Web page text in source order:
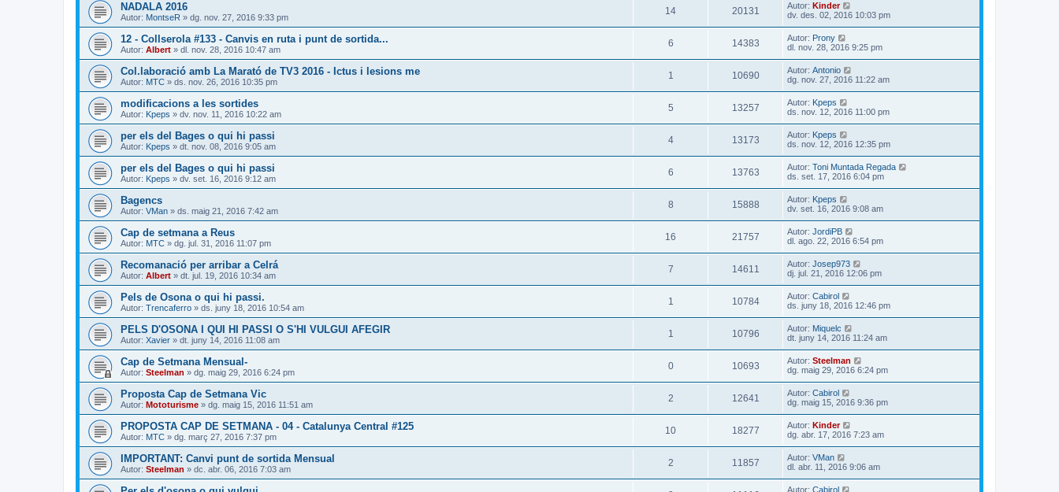
NADALA 2016
Autor: MontseR » dg. nov. 27, 2016 9:33 pm
14 20131 Autor: Kinder
dv. des. 02, 2016 10:03 pm
12 - Collserola #133 - Canvis en ruta i punt de sortida...
Autor: Albert » dl. nov. 28, 2016 10:47 am
6 14383 Autor: Prony
dl. nov. 28, 2016 9:25 pm
Col.laboració amb La Marató de TV3 2016 - Ictus i lesions me
Autor: MTC » ds. nov. 26, 2016 10:35 pm
1 10690 Autor: Antonio
dg. nov. 27, 2016 11:22 am
modificacions a les sortides
Autor: Kpeps » dv. nov. 11, 2016 10:22 am
5 13257 Autor: Kpeps
ds. nov. 12, 2016 11:00 pm
per els del Bages o qui hi passi
Autor: Kpeps » dt. nov. 08, 2016 9:05 am
4 13173 Autor: Kpeps
ds. nov. 12, 2016 12:35 pm
per els del Bages o qui hi passi
Autor: Kpeps » dv. set. 16, 2016 9:12 am
6 13763 Autor: Toni Muntada Regada
ds. set. 17, 2016 6:04 pm
Bagencs
Autor: VMan » ds. maig 21, 2016 7:42 am
8 15888 Autor: Kpeps
dv. set. 16, 2016 9:08 am
Cap de setmana a Reus
Autor: MTC » dg. jul. 31, 2016 11:07 pm
16 21757 Autor: JordiPB
dl. ago. 22, 2016 6:54 pm
Recomanació per arribar a Celrá
Autor: Albert » dt. jul. 19, 2016 10:34 am
7 14611 Autor: Josep973
dj. jul. 21, 2016 12:06 pm
Pels de Osona o qui hi passi.
Autor: Trencaferro » ds. juny 18, 2016 10:54 am
1 10784 Autor: Cabirol
ds. juny 18, 2016 12:46 pm
PELS D'OSONA I QUI HI PASSI O S'HI VULGUI AFEGIR
Autor: Xavier » dt. juny 14, 2016 11:08 am
1 10796 Autor: Miquelc
dt. juny 14, 2016 11:24 am
Cap de Setmana Mensual-
Autor: Steelman » dg. maig 29, 2016 6:24 pm
0 10693 Autor: Steelman
dg. maig 29, 2016 6:24 pm
Proposta Cap de Setmana Vic
Autor: Mototurisme » dg. maig 15, 2016 11:51 am
2 12641 Autor: Cabirol
dg. maig 15, 2016 9:36 pm
PROPOSTA CAP DE SETMANA - 04 - Catalunya Central #125
Autor: MTC » dg. març 27, 2016 7:37 pm
10 18277 Autor: Kinder
dg. abr. 17, 2016 7:23 am
IMPORTANT: Canvi punt de sortida Mensual
Autor: Steelman » dc. abr. 06, 2016 7:03 am
2 11857 Autor: VMan
dl. abr. 11, 2016 9:06 am
Autor: Cabirol